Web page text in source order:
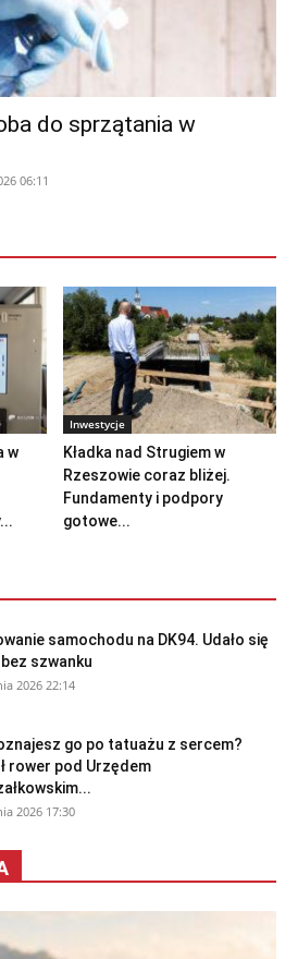
do sprzątania w
06:11
w
Inwestycje
Kładka nad Strugiem w
Rzeszowie coraz bliżej.
Fundamenty i podpory
gotowe...
samochodu na DK94. Udało się
szwanku
2026 22:14
go po tatuażu z sercem?
rower pod Urzędem
2026 17:30